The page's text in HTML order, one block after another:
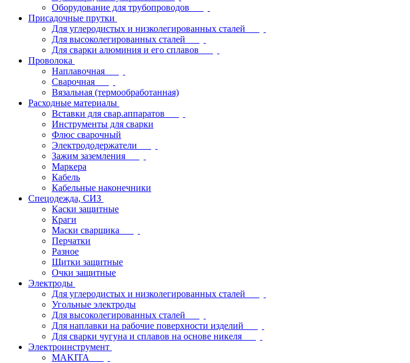
Оборудование для трубопроводов
Присадочные прутки
Для углеродистых и низколегированных сталей
Для высоколегированных сталей
Для сварки алюминия и его сплавов
Проволока
Наплавочная
Сварочная
Вязальная (термообработанная)
Расходные материалы
Вставки для свар.аппаратов
Инструменты для сварки
Флюс сварочный
Электрододержатели
Зажим заземления
Маркера
Кабель
Кабельные наконечники
Спецодежда, СИЗ
Каски защитные
Краги
Маски сварщика
Перчатки
Разное
Щитки защитные
Очки защитные
Электроды
Для углеродистых и низколегированных сталей
Угольные электроды
Для высоколегированных сталей
Для наплавки на рабочие поверхности изделий
Для сварки чугуна и сплавов на основе никеля
Электроинструмент
МAKITA